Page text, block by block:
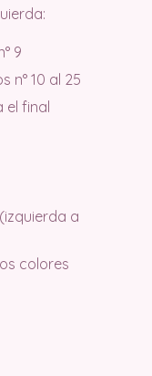
9
n° 10 al 25
el final
a
colores